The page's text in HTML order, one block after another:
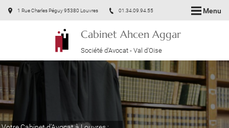
Menu
Cabinet Ahcen Aggar
Société d'Avocat - Val d'Oise
1 Rue Charles Péguy 95380 Louvres 01.34.09.94.55